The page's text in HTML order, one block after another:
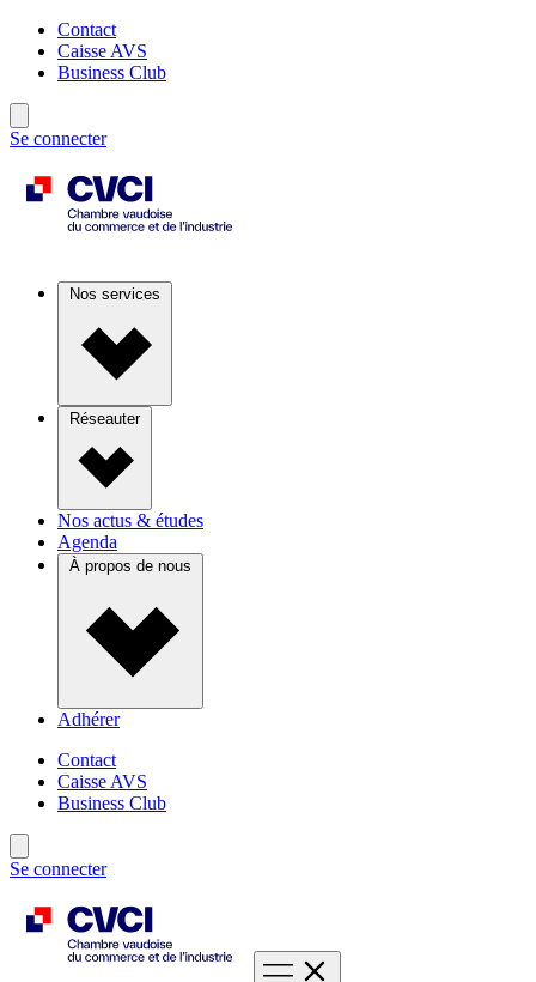
Contact
Caisse AVS
Business Club
Se connecter
Nos services
Réseauter
Nos actus & études
Agenda
À propos de nous
Adhérer
Contact
Caisse AVS
Business Club
Se connecter